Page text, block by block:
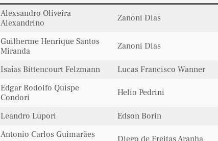
Alexsandro Oliveira
Alexandrino
Zanoni Dias
Guilherme Henrique Santos
Miranda
Zanoni Dias
Isaías Bittencourt Felzmann Lucas Francisco Wanner
Edgar Rodolfo Quispe
Condori
Helio Pedrini
Leandro Lupori Edson Borin
Antonio Carlos Guimarães
Diego de Freitas Aranha